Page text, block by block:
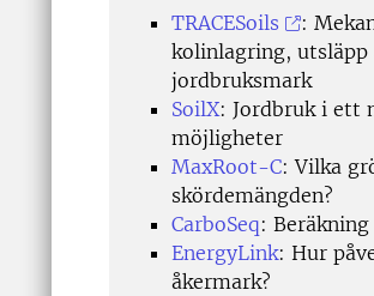
TRACESoils
:
kolinlagring, utsläpp
jordbruksmark
SoilX: Jordbruk i ett
möjligheter
MaxRoot-C: Vilka
skördemängden?
CarboSeq:
EnergyLink: Hur
åkermark?